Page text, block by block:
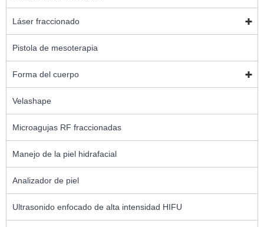
Láser fraccionado
Pistola de mesoterapia
Forma del cuerpo
Velashape
Microagujas RF fraccionadas
Manejo de la piel hidrafacial
Analizador de piel
Ultrasonido enfocado de alta intensidad HIFU